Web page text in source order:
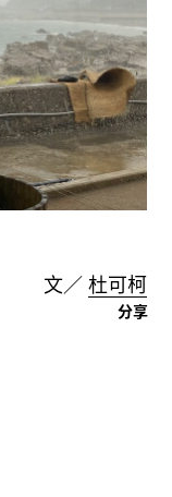
文／ 杜可柯
分享